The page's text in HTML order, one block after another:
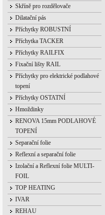
Skříně pro rozdělovače
Dilatační pás
Příchytky ROBUSTNÍ
Příchytka TACKER
Příchytky RAILFIX
Fixační lišty RAIL
Příchytky pro elektrické podlahové
topení
Příchytky OSTATNÍ
Hmoždinky
RENOVA 15mm PODLAHOVÉ
TOPENÍ
Separační folie
Reflexní a separační folie
Izolační a Reflexní folie MULTI-
FOIL
TOP HEATING
IVAR
REHAU